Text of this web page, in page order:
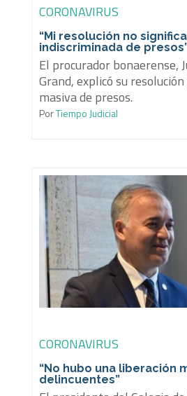
CORONAVIRUS
“Mi resolución no
indiscriminada de
El procurador bonaerense,
Grand, explicó su
masiva de presos.
PorTiempo Judicial
CORONAVIRUS
“No hubo una liberación
delincuentes”